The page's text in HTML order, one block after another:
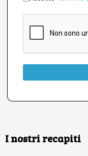
I nostri recapiti